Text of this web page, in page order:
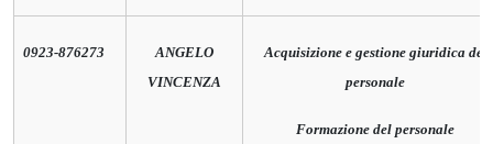
0923-876273
ANGELO
VINCENZA
Acquisizione e gestione giuridica del
personale
Formazione del personale